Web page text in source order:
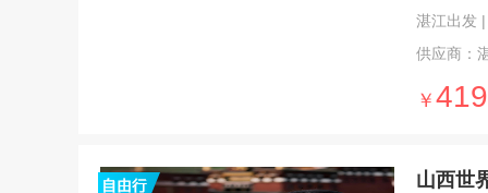
湛江出发
供应商：
￥
山西世